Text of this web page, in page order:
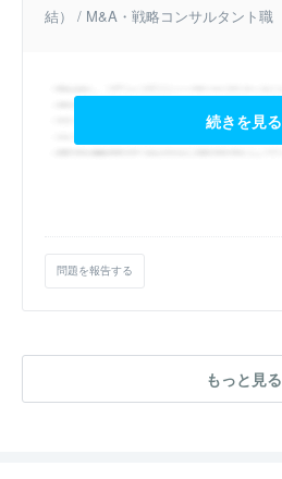
結） / M&A・戦略コンサルタント職
続きを見る
問題を報告する
もっと見る